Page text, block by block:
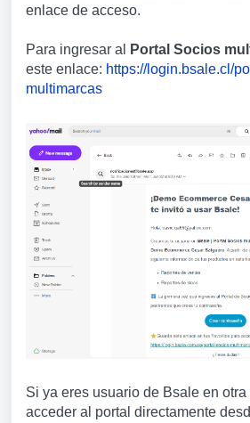
enlace de acceso.
Para ingresar al Portal Socios
este enlace: https://login.bsale.cl/
multimarcas
Si ya eres usuario de Bsale en
acceder al portal directamente